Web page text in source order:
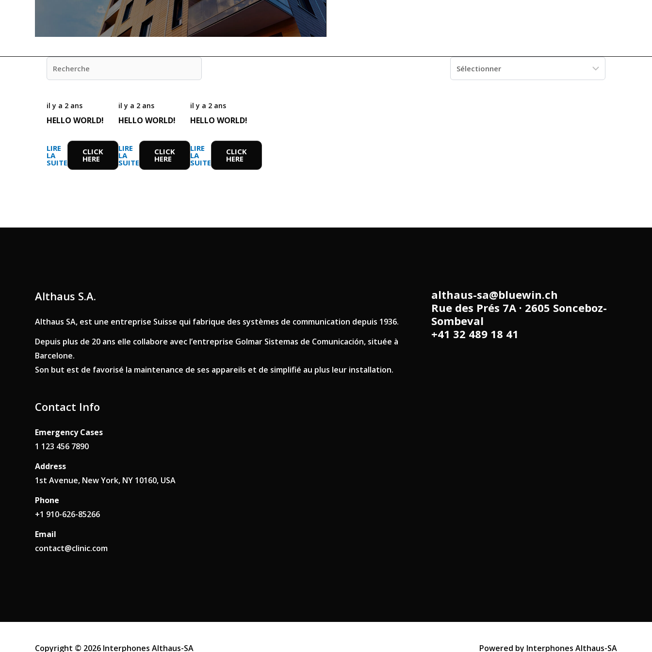
il y a 2 ans
HELLO WORLD!
LIRE
LA
SUITE
CLICK
HERE
il y a 2 ans
HELLO WORLD!
LIRE
LA
SUITE
CLICK
HERE
il y a 2 ans
HELLO WORLD!
LIRE
LA
SUITE
CLICK
HERE
Althaus S.A.
Althaus SA, est une entreprise Suisse qui fabrique des systèmes de communication depuis 1936.
Depuis plus de 20 ans elle collabore avec l’entreprise Golmar Sistemas de Comunicación, située à
Barcelone.
Son but est de favorisé la maintenance de ses appareils et de simplifié au plus leur installation.
Contact Info
Emergency Cases
1 123 456 7890
Address
1st Avenue, New York, NY 10160, USA
Phone
+1 910-626-85266
Email
contact@clinic.com
althaus-sa@bluewin.ch
Rue des Prés 7A · 2605 Sonceboz-
Sombeval
+41 32 489 18 41
Copyright © 2026 Interphones Althaus-SA Powered by Interphones Althaus-SA